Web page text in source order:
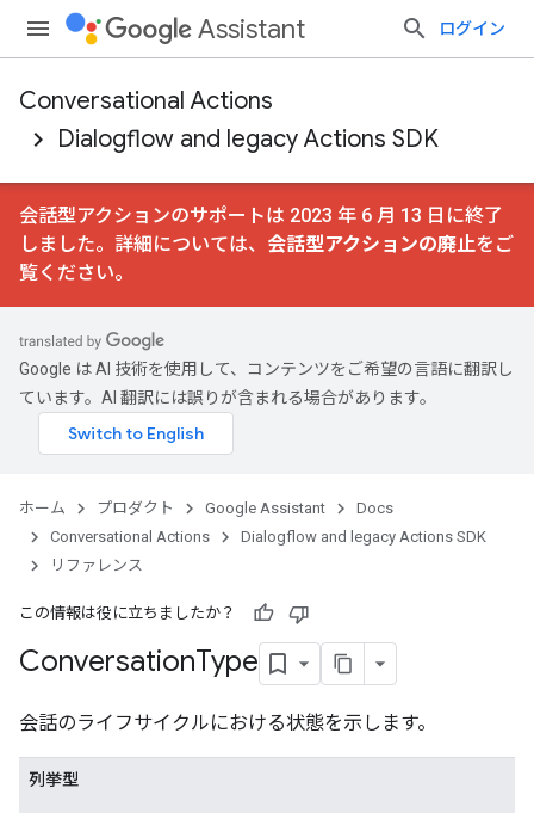
Assistant ログイン
Conversational Actions
Dialogflow and legacy Actions SDK
会話型アクションのサポートは 2023 年 6 月 13 日に終了
しました。詳細については、 会話型アクションの廃止をご
覧ください。
Google は AI 技術を使用して、コンテンツをご希望の言語に翻訳し
ています。AI 翻訳には誤りが含まれる場合があります。
ホーム プロダクト Google Assistant
Docs
Conversational Actions
Dialogflow and legacy Actions SDK
リファレンス
この情報は役に立ちましたか？
ConversationType
会話のライフサイクルにおける状態を示します。
列挙型